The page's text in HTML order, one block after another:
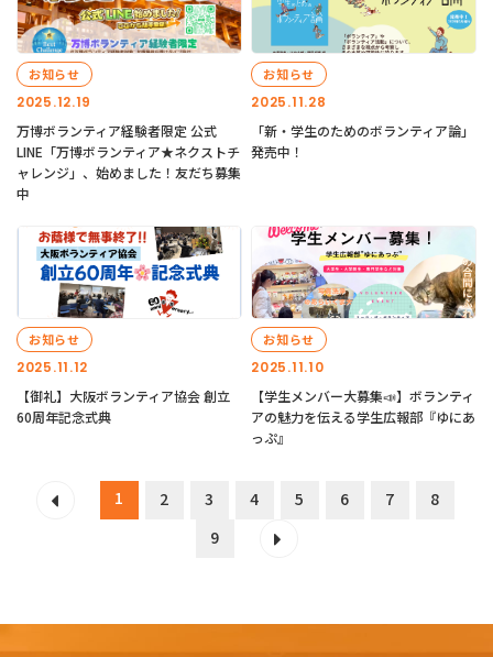
2025.12.19
お知らせ
万博ボランティア経験者限定 公式
LINE「万博ボランティア★ネクストチ
ャレンジ」、始めました！友だち募集
中
2025.11.28
お知らせ
「新・学生のためのボランティア論」
発売中！
2025.11.12
お知らせ
【御礼】大阪ボランティア協会 創立
60周年記念式典
2025.11.10
お知らせ
【学生メンバー大募集📣】ボランティ
アの魅力を伝える学生広報部『ゆにあ
っぷ』
1 2 3 4 5 6 7
8
9